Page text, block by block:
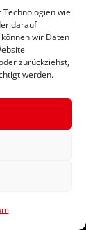
wie
darauf
wir Daten
zurückziehst,
werden.
für uns